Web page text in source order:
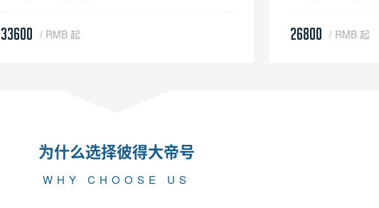
33600 / RMB 起 26800 / RMB 起
为什么选择彼得大帝号
WHY CHOOSE US